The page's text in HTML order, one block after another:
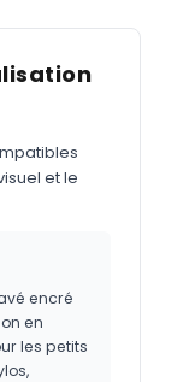
et le
encré
en
les petits